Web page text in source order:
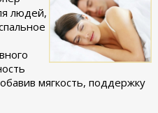
людей,
мягкость, поддержку